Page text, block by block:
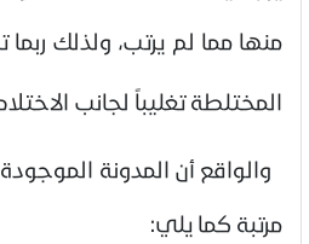
منها مما لم يرتب، ولذلك ربما
المختلطة تغليباً لجانب الاختلاط
والواقع أن المدونة الموجودة
مرتبة كما يلي: